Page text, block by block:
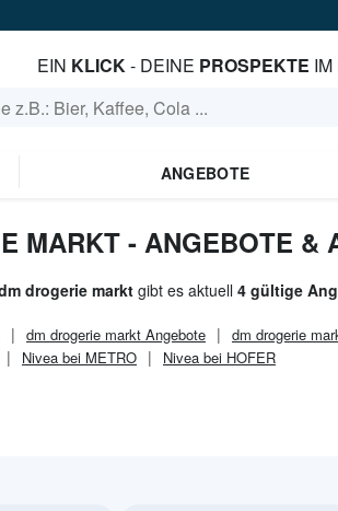
EIN KLICK- DEINE PROSPEKTE
ANGEBOTE
MARKT - ANGEBOTE &
drogerie marktgibt es aktuell 4 gültige
dm drogerie markt Angebote dm drogerie
Nivea bei METRO Nivea bei HOFER